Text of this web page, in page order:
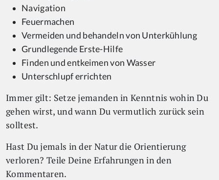
Navigation
Feuermachen
Vermeiden und behandeln von Unterkühlung
Grundlegende Erste-Hilfe
Finden und entkeimen von Wasser
Unterschlupf errichten
Immer gilt: Setze jemanden in Kenntnis wohin Du
gehen wirst, und wann Du vermutlich zurück sein
solltest.
Hast Du jemals in der Natur die Orientierung
verloren? Teile Deine Erfahrungen in den
Kommentaren.